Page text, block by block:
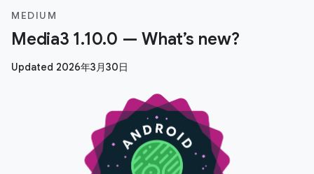
MEDIUM
Media3 1.10.0 — What’s new?
Updated 2026年3月30日